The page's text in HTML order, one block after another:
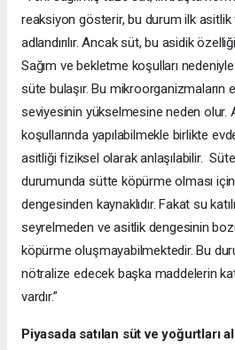
reaksiyon gösterir, bu durum ilk
adlandırılır. Ancak süt, bu asidik
Sağım ve bekletme koşulları
süte bulaşır. Bu mikroorganizmaların
seviyesinin yükselmesine neden
koşullarında yapılabilmekle birlikte
asitliği fiziksel olarak anlaşılabilir.
durumunda sütte köpürme olması
dengesinden kaynaklıdır. Fakat su
seyrelmeden ve asitlik dengesinin
köpürme oluşmayabilmektedir. Bu
nötralize edecek başka maddelerin
vardır.”
Piyasada satılan süt ve yoğurtları